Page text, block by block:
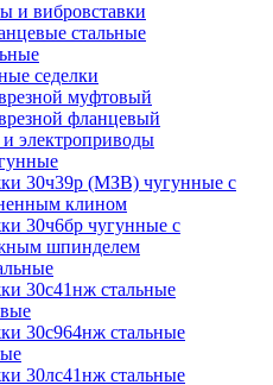
и вибровставки
стальные
седелки
муфтовый
фланцевый
и электроприводы
30ч39р (МЗВ) чугунные с
клином
30ч6бр чугунные с
шпинделем
30с41нж стальные
30с964нж стальные
30лс41нж стальные